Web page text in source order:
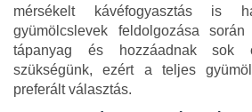
mérsékelt kávéfogyasztás is
gyümölcslevek feldolgozása
tápanyag és hozzáadnak sok
szükségünk, ezért a teljes
preferált választás.